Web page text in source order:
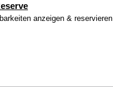
anzeigen & reservieren